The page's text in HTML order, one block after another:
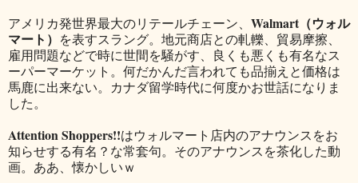
アメリカ発世界最大のリテールチェーン、 Walmart（ウォル
マート） を表すスラング。地元商店との軋轢、貿易摩擦、
雇用問題などで時に世間を騒がす、良くも悪くも有名なス
ーパーマーケット。何だかんだ言われても品揃えと価格は
馬鹿に出来ない。カナダ留学時代に何度かお世話になりま
した。
Attention Shoppers!!はウォルマート店内のアナウンスをお
知らせする有名？な常套句。そのアナウンスを茶化した動
画。ああ、懐かしいｗ